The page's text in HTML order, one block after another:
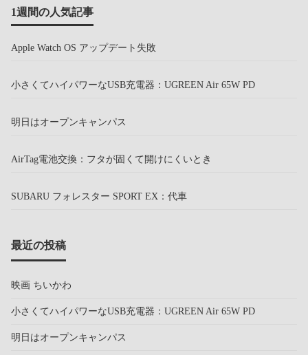
1週間の人気記事
Apple Watch OS アップデート失敗
小さくてハイパワーなUSB充電器：UGREEN Air 65W PD
明日はオープンキャンパス
AirTag電池交換：フタが固くて開けにくいとき
SUBARU フォレスター SPORT EX：代車
最近の投稿
映画 ちいかわ
小さくてハイパワーなUSB充電器：UGREEN Air 65W PD
明日はオープンキャンパス